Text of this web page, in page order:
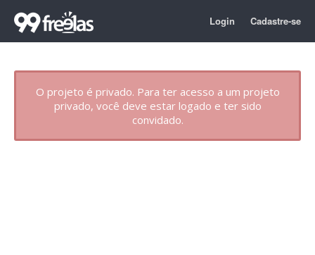
Login Cadastre-se
O projeto é privado. Para ter acesso a um projeto
privado, você deve estar logado e ter sido
convidado.